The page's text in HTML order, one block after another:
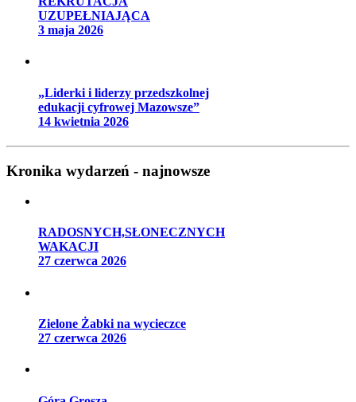
UZUPEŁNIAJĄCA
3 maja 2026
„Liderki i liderzy przedszkolnej
edukacji cyfrowej Mazowsze”
14 kwietnia 2026
Kronika wydarzeń - najnowsze
RADOSNYCH,SŁONECZNYCH
WAKACJI
27 czerwca 2026
Zielone Żabki na wycieczce
27 czerwca 2026